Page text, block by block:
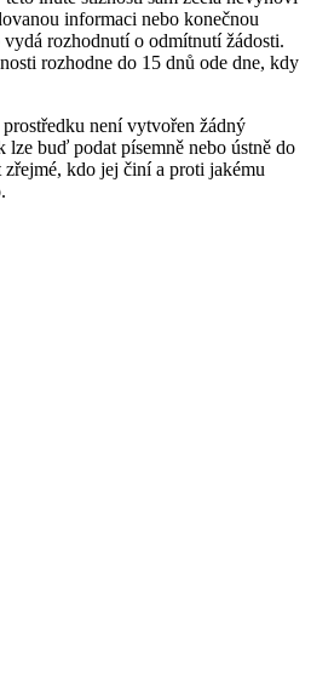
informaci nebo konečnou
rozhodnutí o odmítnutí žádosti.
rozhodne do 15 dnů ode dne, kdy
není vytvořen žádný
buď podat písemně nebo ústně do
kdo jej činí a proti jakému